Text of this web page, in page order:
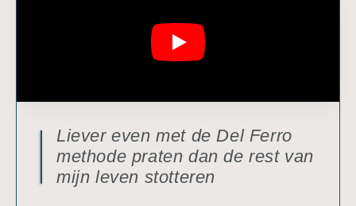
Liever even met de Del Ferro
methode praten dan de rest van
mijn leven stotteren